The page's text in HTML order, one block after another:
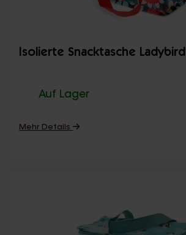
Isolierte Snacktasche Ladybird
Auf Lager
Mehr Details